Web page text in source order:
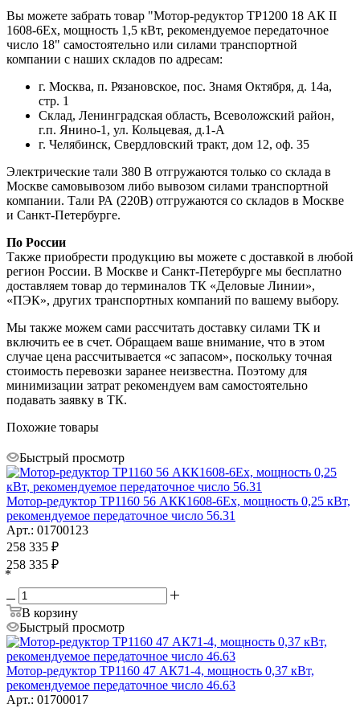
Вы можете забрать товар "Мотор-редуктор ТР1200 18 АК II
1608-6Ех, мощность 1,5 кВт, рекомендуемое передаточное
число 18" самостоятельно или силами транспортной
компании с наших складов по адресам:
г. Москва, п. Рязановское, пос. Знамя Октября, д. 14а,
стр. 1
Склад, Ленинградская область, Всеволожский район,
г.п. Янино-1, ул. Кольцевая, д.1-А
г. Челябинск, Свердловский тракт, дом 12, оф. 35
Электрические тали 380 В отгружаются только со склада в
Москве самовывозом либо вывозом силами транспортной
компании. Тали РА (220В) отгружаются со складов в Москве
и Санкт-Петербурге.
По России
Также приобрести продукцию вы можете с доставкой в любой
регион России. В Москве и Санкт-Петербурге мы бесплатно
доставляем товар до терминалов ТК «Деловые Линии»,
«ПЭК», других транспортных компаний по вашему выбору.
Мы также можем сами рассчитать доставку силами ТК и
включить ее в счет. Обращаем ваше внимание, что в этом
случае цена рассчитывается «с запасом», поскольку точная
стоимость перевозки заранее неизвестна. Поэтому для
минимизации затрат рекомендуем вам самостоятельно
подавать заявку в ТК.
Похожие товары
Быстрый просмотр
Мотор-редуктор ТР1160 56 АКК1608-6Ех, мощность 0,25 кВт,
рекомендуемое передаточное число 56.31
Арт.: 01700123
258 335 ₽
258 335 ₽
*
В корзину
Быстрый просмотр
Мотор-редуктор ТР1160 47 АК71-4, мощность 0,37 кВт,
рекомендуемое передаточное число 46.63
Арт.: 01700017